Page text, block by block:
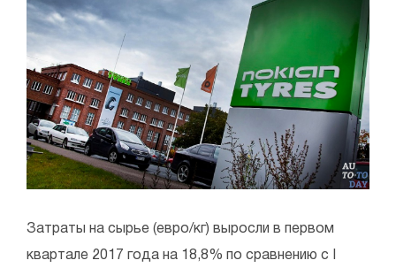
Затраты на сырье (евро/кг) выросли в первом
квартале 2017 года на 18,8% по сравнению с I